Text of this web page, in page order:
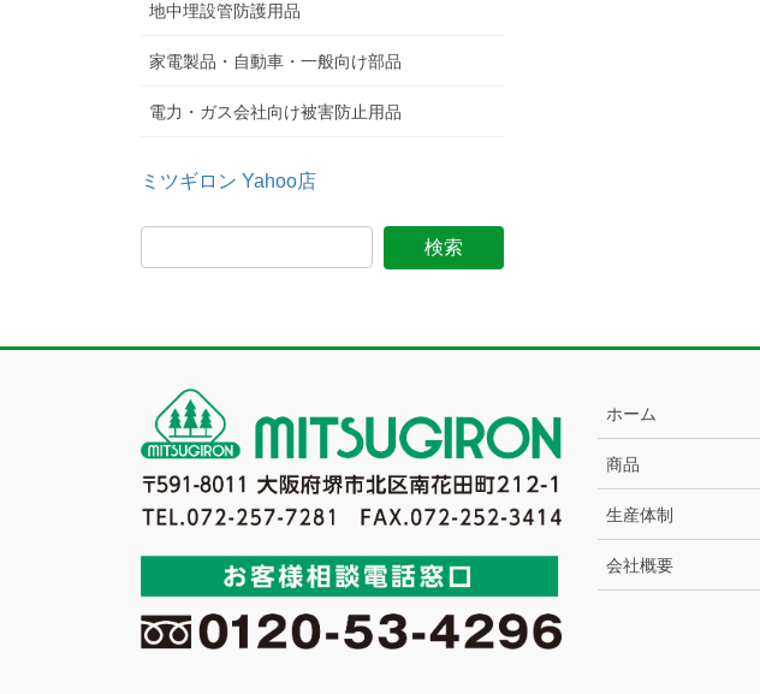
地中埋設管防護用品
家電製品・自動車・一般向け部品
電力・ガス会社向け被害防止用品
ミツギロン Yahoo店
ホーム
商品
生産体制
会社概要